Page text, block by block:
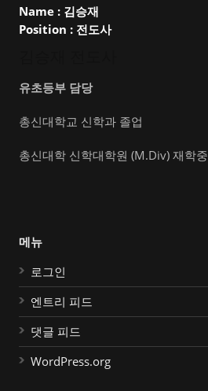
Name : 김승재
Position : 전도사
유초등부 담당
총신대학교 신학과 졸업
총신대학 신학대학원 (M.Div) 재학중
메뉴
로그인
엔트리 피드
댓글 피드
WordPress.org